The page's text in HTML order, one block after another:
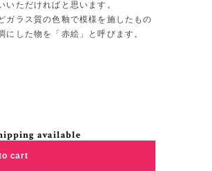
ただければと思います。
ガラス質の色釉で模様を施したもの
した物を「赤絵」と呼びます。
available
cart